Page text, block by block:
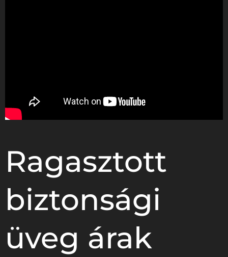
Ragasztott
biztonsági
üveg árak